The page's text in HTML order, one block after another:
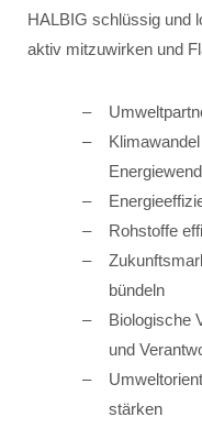
HALBIG schlüssig und
aktiv mitzuwirken und
Rohstoffe
bündeln
Biologische
und
stärken